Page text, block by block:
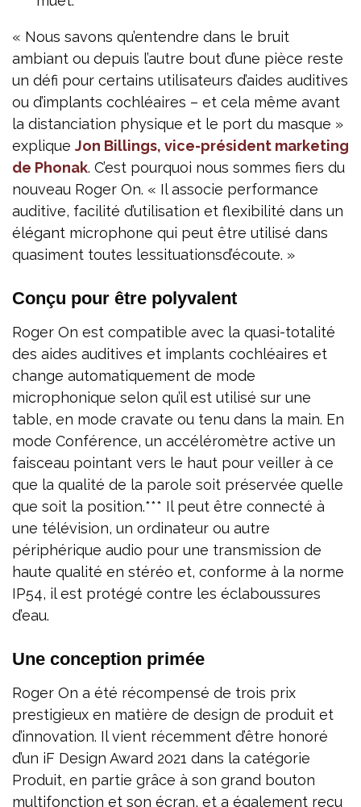
« Nous savons qu’entendre dans le bruit
ambiant ou depuis l’autre bout d’une pièce reste
un défi pour certains utilisateurs d’aides auditives
ou d’implants cochléaires – et cela même avant
la distanciation physique et le port du masque »
explique Jon Billings, vice-président marketing
de Phonak. C’est pourquoi nous sommes fiers du
nouveau Roger On. « Il associe performance
auditive, facilité d’utilisation et flexibilité dans un
élégant microphone qui peut être utilisé dans
quasiment toutes lessituationsd’écoute. »
Conçu pour être polyvalent
Roger On est compatible avec la quasi-totalité
des aides auditives et implants cochléaires et
change automatiquement de mode
microphonique selon qu’il est utilisé sur une
table, en mode cravate ou tenu dans la main. En
mode Conférence, un accéléromètre active un
faisceau pointant vers le haut pour veiller à ce
que la qualité de la parole soit préservée quelle
que soit la position.*** Il peut être connecté à
une télévision, un ordinateur ou autre
périphérique audio pour une transmission de
haute qualité en stéréo et, conforme à la norme
IP54, il est protégé contre les éclaboussures
d’eau.
Une conception primée
Roger On a été récompensé de trois prix
prestigieux en matière de design de produit et
d’innovation. Il vient récemment d’être honoré
d’un iF Design Award 2021 dans la catégorie
Produit, en partie grâce à son grand bouton
multifonction et son écran, et a également reçu